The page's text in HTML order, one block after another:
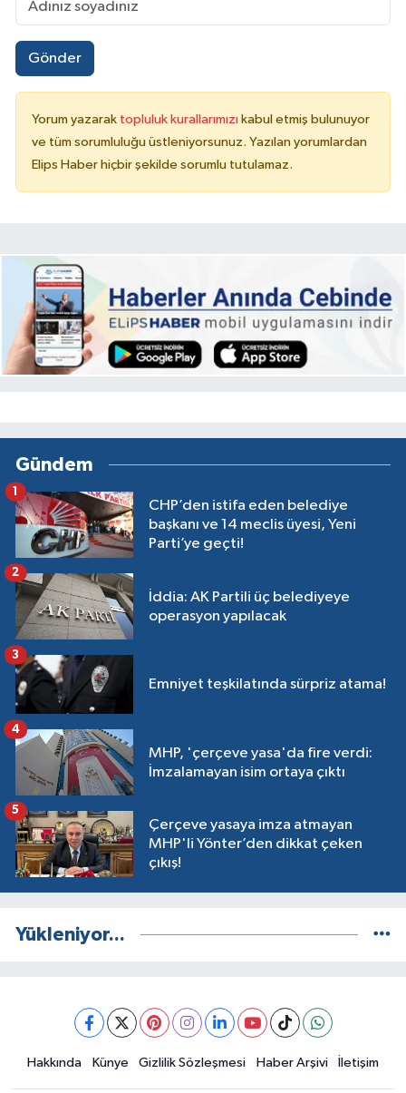
Gönder
Yorum yazarak topluluk kurallarımızı kabul etmiş bulunuyor
ve tüm sorumluluğu üstleniyorsunuz. Yazılan yorumlardan
Elips Haber hiçbir şekilde sorumlu tutulamaz.
Gündem
CHP’den istifa eden belediye
başkanı ve 14 meclis üyesi, Yeni
Parti’ye geçti!
1
İddia: AK Partili üç belediyeye
operasyon yapılacak
2
Emniyet teşkilatında sürpriz atama!
3
MHP, 'çerçeve yasa'da fire verdi:
İmzalamayan isim ortaya çıktı
4
Çerçeve yasaya imza atmayan
MHP'li Yönter’den dikkat çeken
çıkış!
5
Yükleniyor...
Hakkında Künye Gizlilik Sözleşmesi Haber Arşivi İletişim